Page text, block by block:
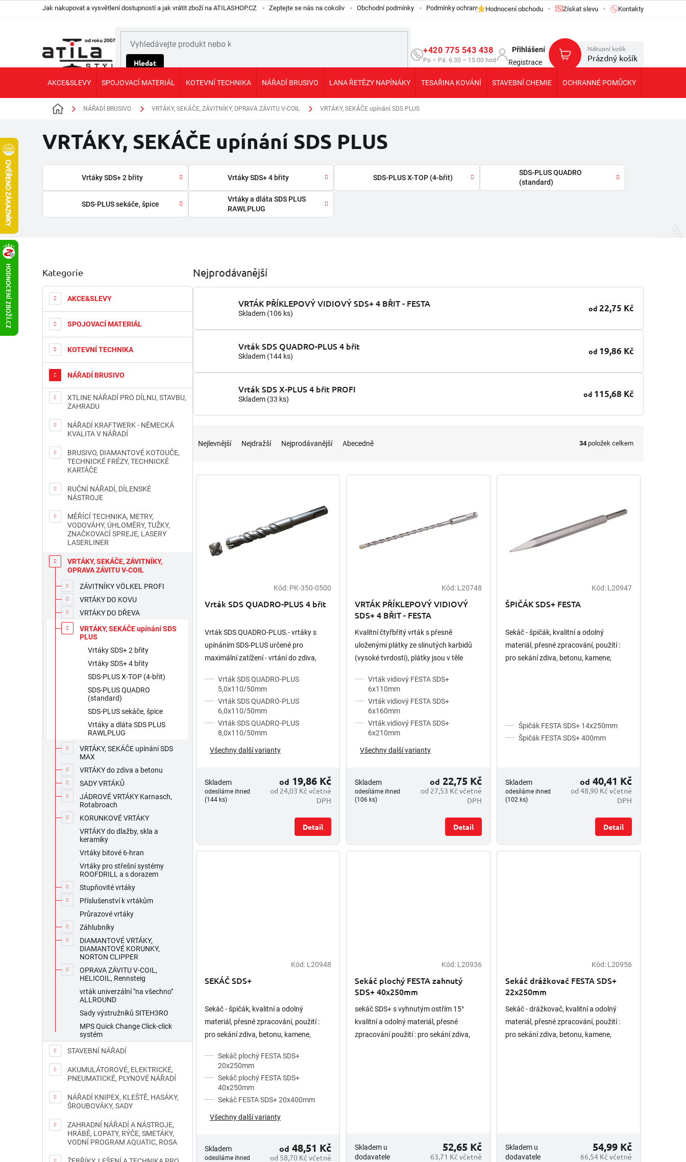
Jak nakupovat a vysvětlení dostupností a jak vrátit zboží na ATILASHOP.CZ Zeptejte se nás na cokoliv Obchodní podmínky Podmínky ochrany osobních údajů GDPR
Hodnocení obchodu Získat slevu Kontakty
Hledat
+420 775 543 438
Po – Pá: 6:30 – 15:00 hod
Přihlášení
Registrace
Nákupní košík
Prázdný košík
AKCE&SLEVY SPOJOVACÍ MATERIÁL KOTEVNÍ TECHNIKA NÁŘADÍ BRUSIVO LANA ŘETĚZY NAPÍNÁKY TESAŘINA KOVÁNÍ STAVEBNÍ CHEMIE OCHRANNÉ POMŮCKY
Domů NÁŘADÍ BRUSIVO VRTÁKY, SEKÁČE, ZÁVITNÍKY, OPRAVA ZÁVITU V-COIL VRTÁKY, SEKÁČE upínání SDS PLUS
VRTÁKY, SEKÁČE upínání SDS PLUS
Vrtáky SDS+ 2 břity Vrtáky SDS+ 4 břity SDS-PLUS X-TOP (4-břit)
SDS-PLUS QUADRO
(standard)
SDS-PLUS sekáče, špice
Vrtáky a dláta SDS PLUS
RAWLPLUG
o
s
r
p
n
Přeskočit
kategorie
Kategorie
AKCE&SLEVY
SPOJOVACÍ MATERIÁL
KOTEVNÍ TECHNIKA
NÁŘADÍ BRUSIVO
XTLINE NÁŘADÍ PRO DÍLNU, STAVBU,
ZAHRADU
NÁŘADÍ KRAFTWERK - NĚMECKÁ
KVALITA V NÁŘADÍ
BRUSIVO, DIAMANTOVÉ KOTOUČE,
TECHNICKÉ FRÉZY, TECHNICKÉ
KARTÁČE
RUČNÍ NÁŘADÍ, DÍLENSKÉ
NÁSTROJE
MĚŘÍCÍ TECHNIKA, METRY,
VODOVÁHY, ÚHLOMĚRY, TUŽKY,
ZNAČKOVACÍ SPREJE, LASERY
LASERLINER
VRTÁKY, SEKÁČE, ZÁVITNÍKY,
OPRAVA ZÁVITU V-COIL
ZÁVITNÍKY VÖLKEL PROFI
VRTÁKY DO KOVU
VRTÁKY DO DŘEVA
VRTÁKY, SEKÁČE upínání SDS
PLUS
Vrtáky SDS+ 2 břity
Vrtáky SDS+ 4 břity
SDS-PLUS X-TOP (4-břit)
SDS-PLUS QUADRO
(standard)
SDS-PLUS sekáče, špice
Vrtáky a dláta SDS PLUS
RAWLPLUG
VRTÁKY, SEKÁČE upínání SDS
MAX
VRTÁKY do zdiva a betonu
SADY VRTÁKŮ
JÁDROVÉ VRTÁKY Karnasch,
Rotabroach
KORUNKOVÉ VRTÁKY
VRTÁKY do dlažby, skla a
keramiky
Vrtáky bitové 6-hran
Vrtáky pro střešní systémy
ROOFDRILL a s dorazem
Stupňovité vrtáky
Příslušenství k vrtákům
Průrazové vrtáky
Záhlubníky
DIAMANTOVÉ VRTÁKY,
DIAMANTOVÉ KORUNKY,
NORTON CLIPPER
OPRAVA ZÁVITU V-COIL,
HELICOIL, Rennsteig
vrták univerzální "na všechno"
ALLROUND
Sady výstružníků SITEH3RO
MPS Quick Change Click-click
systém
STAVEBNÍ NÁŘADÍ
AKUMULÁTOROVÉ, ELEKTRICKÉ,
PNEUMATICKÉ, PLYNOVÉ NÁŘADÍ
NÁŘADÍ KNIPEX, KLEŠTĚ, HASÁKY,
ŠROUBOVÁKY, SADY
ZAHRADNÍ NÁŘADÍ A NÁSTROJE,
HRÁBĚ, LOPATY, RÝČE, SMETÁKY,
VODNÍ PROGRAM AQUATIC, ROSA
Nejprodávanější
VRTÁK PŘÍKLEPOVÝ VIDIOVÝ SDS+ 4 BŘIT - FESTA
Skladem (106 ks)
od 22,75 Kč
Vrták SDS QUADRO-PLUS 4 břit
Skladem (144 ks)
od 19,86 Kč
Vrták SDS X-PLUS 4 břit PROFI
Skladem (33 ks)
od 115,68 Kč
n
Nejlevnější Nejdražší Nejprodávanější Abecedně 34položek celkem
V
Kód: PK-350-0500
Vrták SDS QUADRO-PLUS 4 břit
Vrták SDS QUADRO-PLUS.- vrtáky s
upínáním SDS-PLUS určené pro
maximální zatížení - vrtání do zdiva,
pro hmoždinky a kotvy - 4 břity...
Vrták SDS QUADRO-PLUS
5,0x110/50mm
Vrták SDS QUADRO-PLUS
6,0x110/50mm
Vrták SDS QUADRO-PLUS
8,0x110/50mm
Všechny další varianty
Skladem
odesíláme ihned
(144 ks)
od 24,03 Kč včetně
DPH
od 19,86 Kč
Detail
hodnocení
produktu
je
4,5
5
hvězdiček.
Kód: L20748
VRTÁK PŘÍKLEPOVÝ VIDIOVÝ
SDS+ 4 BŘIT - FESTA
Kvalitní čtyřbřitý vrták s přesně
uloženými plátky ze slinutých karbidů
(vysoké tvrdosti), plátky jsou v těle
přes 1000°C - pro lepší snášení...
Vrták vidiový FESTA SDS+
6x110mm
Vrták vidiový FESTA SDS+
6x160mm
Vrták vidiový FESTA SDS+
6x210mm
Všechny další varianty
Skladem
odesíláme ihned
(106 ks)
od 27,53 Kč včetně
DPH
od 22,75 Kč
Detail
Kód: L20947
ŠPIČÁK SDS+ FESTA
Sekáč - špičák, kvalitní a odolný
materiál, přesné zpracování, použití :
pro sekání zdiva, betonu, kamene,
Špičák FESTA SDS+ 14x250mm
Špičák FESTA SDS+ 400mm
Skladem
odesíláme ihned
(102 ks)
od 48,90 Kč včetně
DPH
od 40,41 Kč
Detail
Kód: L20948
SEKÁČ SDS+
Sekáč - špičák, kvalitní a odolný
materiál, přesné zpracování, použití :
pro sekání zdiva, betonu, kamene,
upnutí v elektrických vrtacích...
Sekáč plochý FESTA SDS+
20x250mm
Sekáč plochý FESTA SDS+
40x250mm
Sekáč FESTA SDS+ 20x400mm
Všechny další varianty
Skladem
odesíláme ihned
od 58,70 Kč včetně
od 48,51 Kč
Kód: L20936
Sekáč plochý FESTA zahnutý
SDS+ 40x250mm
sekáč SDS+ s vyhnutým ostřím 15°
kvalitní a odolný materiál, přesné
zpracování použití : pro sekání zdiva,
Skladem u
dodavatele
63,71 Kč včetně
52,65 Kč
Kód: L20956
Sekáč drážkovač FESTA SDS+
22x250mm
Sekáč - drážkovač, kvalitní a odolný
materiál, přesné zpracování, použití :
pro sekání zdiva, betonu, kamene,
Skladem u
dodavatele
66,54 Kč včetně
54,99 Kč